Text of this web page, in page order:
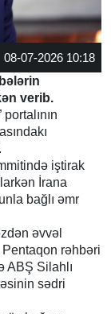
08-07-2026 10:18
verib.
iştirak
İrana
bağlı əmr
əvvəl
rəhbəri
ABŞ Silahlı
sədri